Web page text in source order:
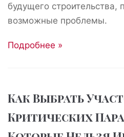
будущего строительства,
возможные проблемы.
Подробнее »
Как Выбрать
Критических